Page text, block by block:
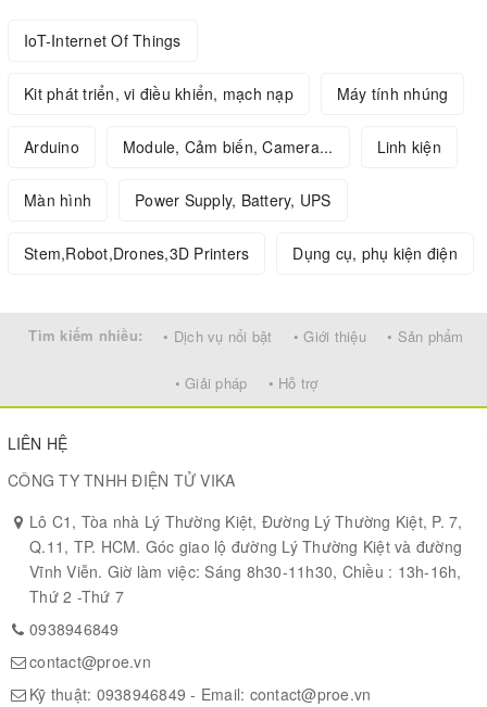
IoT-Internet Of Things
Kit phát triển, vi điều khiển, mạch nạp Máy tính nhúng
Arduino Module, Cảm biến, Camera... Linh kiện
Màn hình Power Supply, Battery, UPS
Stem,Robot,Drones,3D Printers Dụng cụ, phụ kiện điện
Tìm kiếm nhiều: • Dịch vụ nổi bật • Giới thiệu • Sản phẩm
• Giải pháp • Hỗ trợ
LIÊN HỆ
CÔNG TY TNHH ĐIỆN TỬ VIKA
Lô C1, Tòa nhà Lý Thường Kiệt, Đường Lý Thường Kiệt, P. 7,
Q.11, TP. HCM. Góc giao lộ đường Lý Thường Kiệt và đường
Vĩnh Viễn. Giờ làm việc: Sáng 8h30-11h30, Chiều : 13h-16h,
Thứ 2 -Thứ 7
0938946849
contact@proe.vn
Kỹ thuật: 0938946849 - Email: contact@proe.vn